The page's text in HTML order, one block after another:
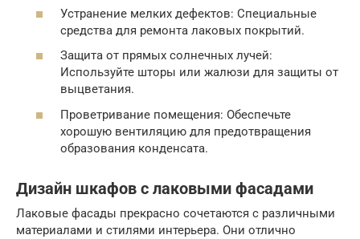
Устранение мелких дефектов: Специальные
средства для ремонта лаковых покрытий.
Защита от прямых солнечных лучей:
Используйте шторы или жалюзи для защиты от
выцветания.
Проветривание помещения: Обеспечьте
хорошую вентиляцию для предотвращения
образования конденсата.
Дизайн шкафов с лаковыми фасадами
Лаковые фасады прекрасно сочетаются с различными
материалами и стилями интерьера. Они отлично